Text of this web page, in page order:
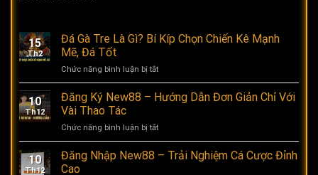
15
Th2
Đá Gà Tre Là Gì? Bí Kíp Chọn Chiến Kê Mạnh
Mẽ, Đá Tốt
Chức năng bình luận bị tắt
Đá
Gà
Bí
Kíp
10
Th12
Đăng Ký New88 – Hướng Dẫn Đơn Giản Chỉ Với
Vài Thao Tác
Chức năng bình luận bị tắt
Đăng
10
Th12
Đăng Nhập New88 – Trải Nghiệm Cá Cược Đỉnh
Cao